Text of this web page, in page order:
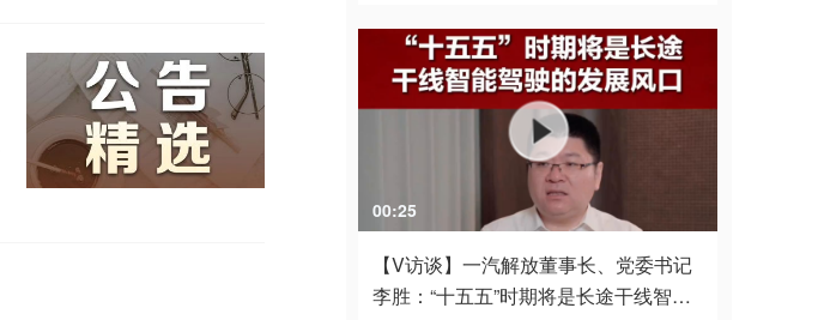
00:25
【V访谈】一汽解放董事长、党委书记
李胜：“十五五”时期将是长途干线智能